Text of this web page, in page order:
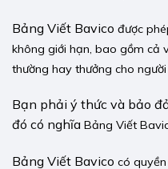
Bảng Viết Bavico được
không giới hạn, bao gồm cả
thường hay thưởng cho người
Bạn phải ‎ý thức và bảo
đó có nghĩa Bảng Viết
Bảng Viết Bavico có